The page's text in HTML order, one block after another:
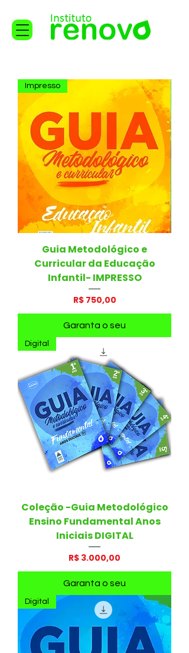
Impresso
Guia Metodológico e
Curricular da Educação
Infantil- IMPRESSO
Preço
R$ 750,00
Garanta o seu
Digital
Coleção -Guia Metodológico
Ensino Fundamental Anos
Iniciais DIGITAL
Preço
R$ 3.000,00
Garanta o seu
Digital